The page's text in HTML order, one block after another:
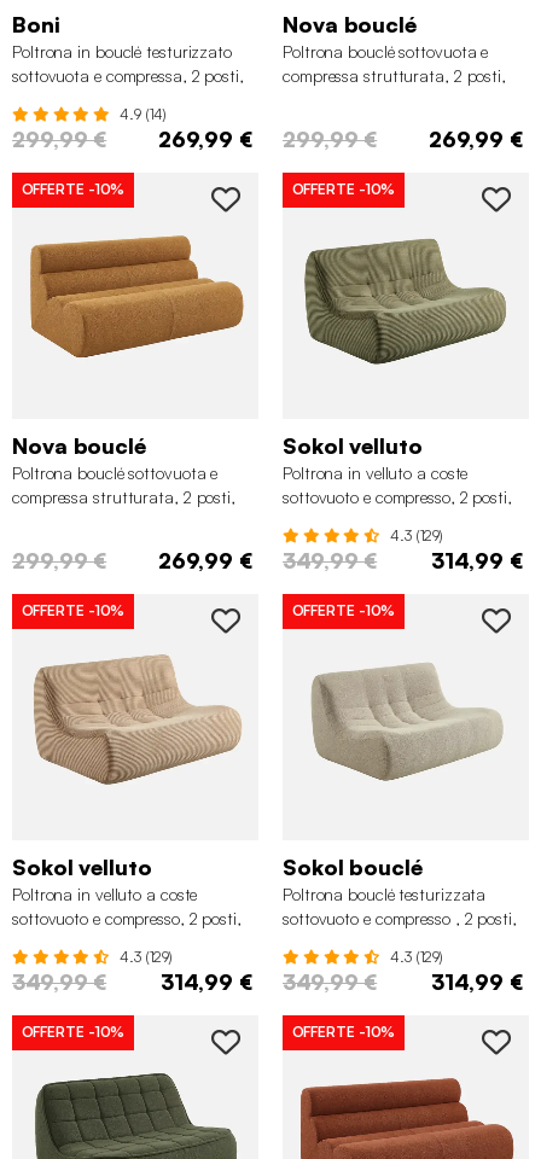
Boni
Poltrona in bouclé testurizzato
sottovuota e compressa, 2 posti,
4.9 (14)
299,99 € 269,99 €
Nova bouclé
Poltrona bouclé sottovuota e
compressa strutturata, 2 posti,
299,99 € 269,99 €
OFFERTE -10%
Nova bouclé
Poltrona bouclé sottovuota e
compressa strutturata, 2 posti,
299,99 € 269,99 €
OFFERTE -10%
Sokol velluto
Poltrona in velluto a coste
sottovuoto e compresso, 2 posti,
4.3 (129)
349,99 € 314,99 €
OFFERTE -10%
Sokol velluto
Poltrona in velluto a coste
sottovuoto e compresso, 2 posti,
4.3 (129)
349,99 € 314,99 €
OFFERTE -10%
Sokol bouclé
Poltrona bouclé testurizzata
sottovuoto e compresso , 2 posti,
4.3 (129)
349,99 € 314,99 €
OFFERTE -10% OFFERTE -10%